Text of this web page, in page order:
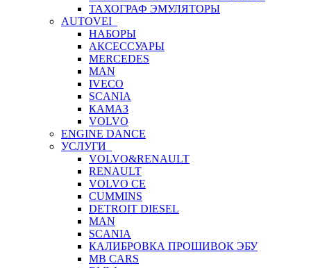
ТАХОГРАФ ЭМУЛЯТОРЫ
AUTOVEI
НАБОРЫ
АКСЕССУАРЫ
MERCEDES
MAN
IVECO
SCANIA
КАМАЗ
VOLVO
ENGINE DANCE
УСЛУГИ
VOLVO&RENAULT
RENAULT
VOLVO CE
CUMMINS
DETROIT DIESEL
MAN
SCANIA
КАЛИБРОВКА ПРОШИВОК ЭБУ
MB CARS